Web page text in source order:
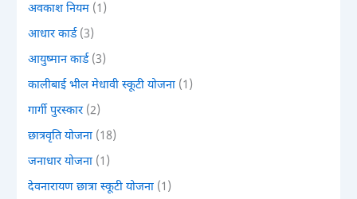
अवकाश नियम (1)
आधार कार्ड(3)
आयुष्मान कार्ड(3)
कालीबाई भील मेधावी स्कूटी योजना (1)
गार्गी पुरस्कार(2)
छात्रवृति योजना (18)
जनाधार योजना (1)
देवनारायण छात्रा स्कूटी योजना (1)